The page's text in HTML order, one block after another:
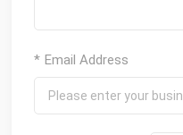
* Email Address